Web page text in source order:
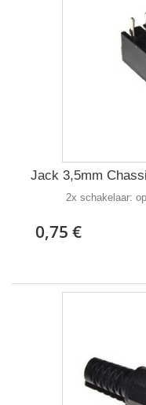
Jack 3,5mm
2x schakelaar:
0,75 €